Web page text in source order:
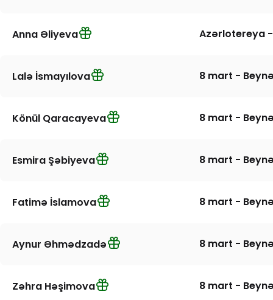
Anna Əliyeva Azərlotereya -
Lalə İsmayılova 8 mart -
Könül Qaracayeva 8 mart -
Esmira Şəbiyeva 8 mart -
Fatimə İslamova 8 mart -
Aynur Əhmədzadə 8 mart -
Zəhra Həşimova 8 mart -